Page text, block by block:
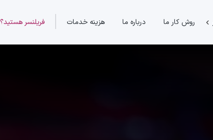
روش کار ما درباره ما هزینه خدمات فریلنسر هستید؟